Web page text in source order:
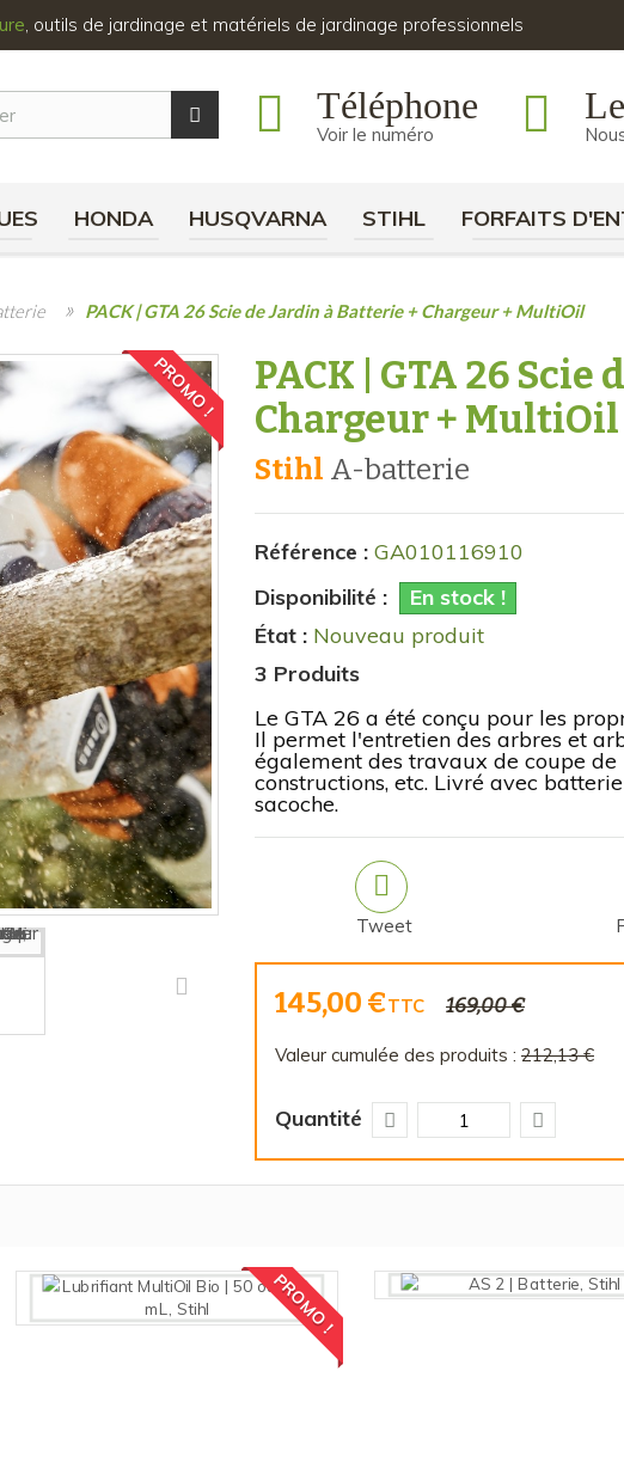
, outils de jardinage et matériels de jardinage professionnels
Téléphone
Voir le numéro
HONDA HUSQVARNA STIHL FORFAITS
» PACK | GTA 26 Scie de Jardin à Batterie + Chargeur + MultiOil
PROMO !
PACK | GTA 26
Chargeur + MultiOil
Stihl a-batterie
Référence : GA010116910
Disponibilité :
En stock !
État : Nouveau produit
3 Produits
Le GTA 26 a été conçu pour les
Il permet l'entretien des arbres et
également des travaux de coupe
constructions, etc. Livré avec
sacoche.
Tweet
145,00 €TTC 169,00 €
Valeur cumulée des produits : 212,13 €
Quantité
PROMO !